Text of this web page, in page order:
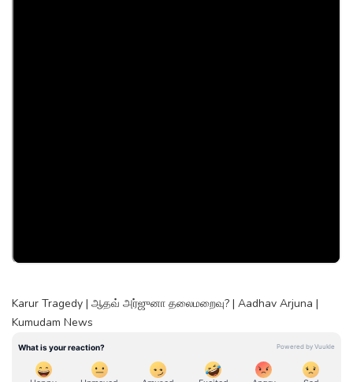
Karur Tragedy | ஆதவ் அர்ஜுனா தலைமறைவு? | Aadhav Arjuna |
Kumudam News